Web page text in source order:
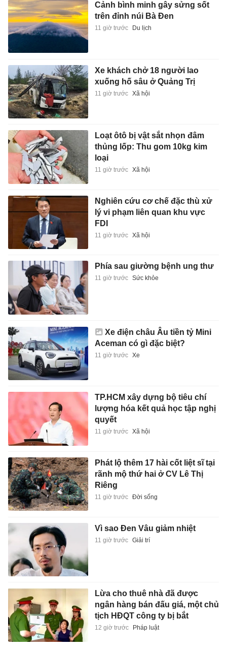
Cảnh bình minh gây sửng sốt
trên đỉnh núi Bà Đen
11 giờ trước Du lịch
Xe khách chở 18 người lao
xuống hố sâu ở Quảng Trị
11 giờ trước Xã hội
Loạt ôtô bị vật sắt nhọn đâm
thủng lốp: Thu gom 10kg kim
loại
11 giờ trước Xã hội
Nghiên cứu cơ chế đặc thù xử
lý vi phạm liên quan khu vực
FDI
11 giờ trước Xã hội
Phía sau giường bệnh ung thư
11 giờ trước Sức khỏe
Xe điện châu Âu tiền tỷ Mini
Aceman có gì đặc biệt?
11 giờ trước Xe
TP.HCM xây dựng bộ tiêu chí
lượng hóa kết quả học tập nghị
quyết
11 giờ trước Xã hội
Phát lộ thêm 17 hài cốt liệt sĩ tại
rãnh mộ thứ hai ở CV Lê Thị
Riêng
11 giờ trước Đời sống
Vì sao Đen Vâu giảm nhiệt
11 giờ trước Giải trí
Lừa cho thuê nhà đã được
ngân hàng bán đấu giá, một chủ
tịch HĐQT công ty bị bắt
12 giờ trước Pháp luật